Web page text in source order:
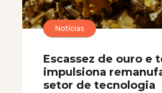
Notícias
Escassez de ouro e
impulsiona
setor de tecnologia